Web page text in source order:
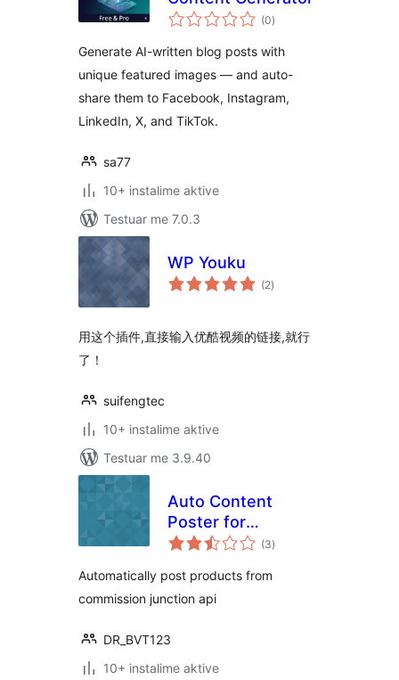
(0vlerësime
gjithsej
)
Generate AI-written blog posts with
unique featured images — and auto-
share them to Facebook, Instagram,
LinkedIn, X, and TikTok.
sa77
10+ instalime aktive
Testuar me 7.0.3
WP Youku
(2vlerësime
gjithsej
)
用这个插件,直接输入优酷视频的链接,就行
了！
suifengtec
10+ instalime aktive
Testuar me 3.9.40
Auto Content
Poster for
Commission (3vlerësime
gjithsej
)
Automatically post products from
commission junction api
DR_BVT123
10+ instalime aktive